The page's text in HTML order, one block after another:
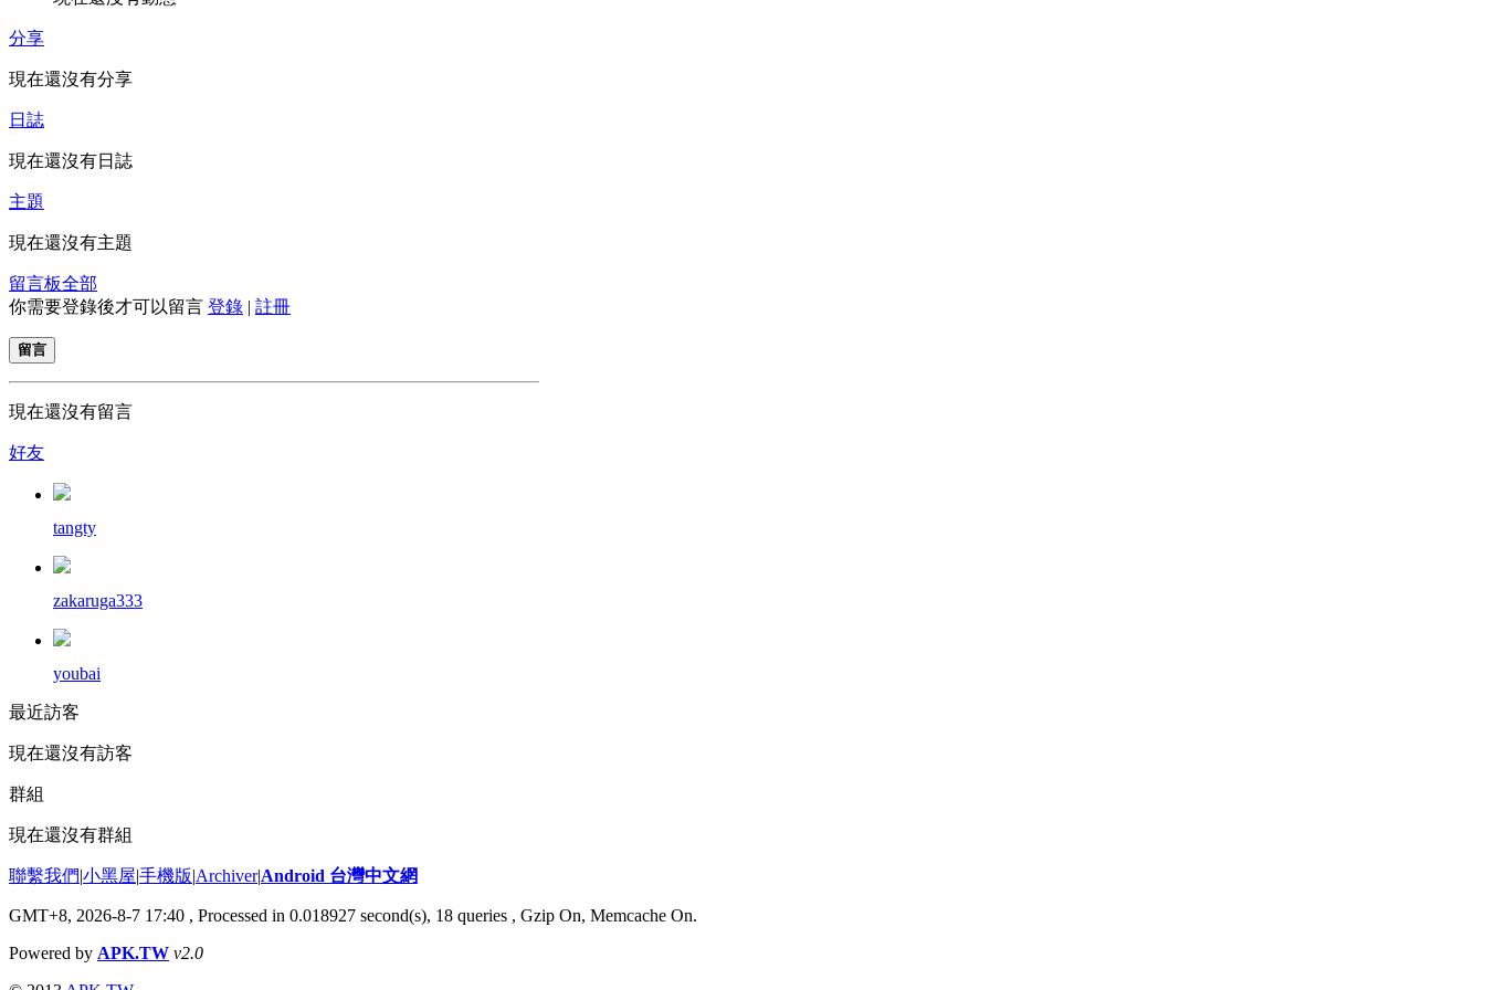
分享
現在還沒有分享
日誌
現在還沒有日誌
主題
現在還沒有主題
留言板全部
你需要登錄後才可以留言 登錄 | 註冊
留言
現在還沒有留言
好友
tangty
zakaruga333
youbai
最近訪客
現在還沒有訪客
群組
現在還沒有群組
聯繫我們|小黑屋|手機版|Archiver|Android 台灣中文網
GMT+8, 2026-8-7 17:40 , Processed in 0.018927 second(s), 18 queries , Gzip On, Memcache On.
Powered by APK.TW v2.0